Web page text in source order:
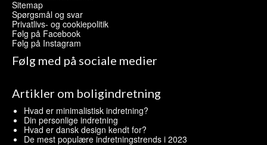
Sitemap
Spørgsmål og svar
Privatlivs- og cookiepolitik
Følg på Facebook
Følg på Instagram
Følg med på sociale medier
Artikler om boligindretning
Hvad er minimalistisk indretning?
Din personlige indretning
Hvad er dansk design kendt for?
De mest populære indretningstrends i 2023